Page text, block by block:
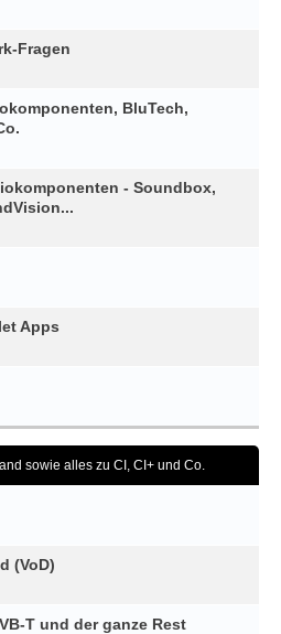
Fragen
BluTech,
- Soundbox,
Apps
sowie alles zu CI, CI+ und Co.
(VoD)
T und der ganze Rest